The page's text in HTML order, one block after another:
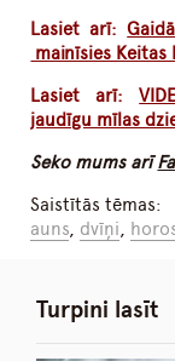
Lasiet arī:
mainīsies
Lasiet arī:
jaudīgu mīlas
Seko mums arī
Saistītās tēmas:
auns, dvīņi,
Turpini lasīt